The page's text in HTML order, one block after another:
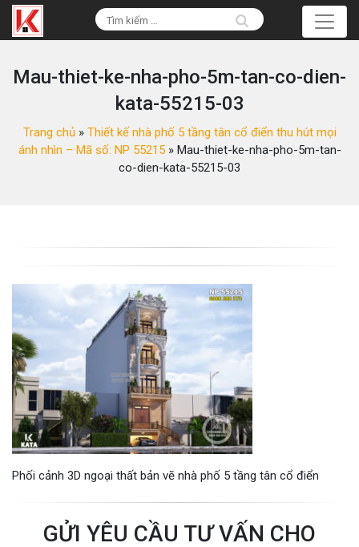
Mau-thiet-ke-nha-pho-5m-tan-co-dien-
kata-55215-03
Trang chủ» Thiết kế nhà phố 5 tầng tân cổ điển thu hút mọi
ánh nhìn – Mã số: NP 55215» Mau-thiet-ke-nha-pho-5m-tan-
co-dien-kata-55215-03
Phối cảnh 3D ngoại thất bản vẽ nhà phố 5 tầng tân cổ điển
GỬI YÊU CẦU TƯ VẤN CHO